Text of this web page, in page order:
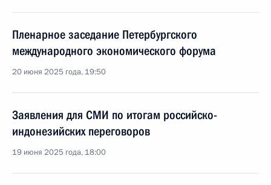
Пленарное заседание Петербургского
международного экономического форума
20 июня 2025 года, 19:50
Заявления для СМИ по итогам российско-
индонезийских переговоров
19 июня 2025 года, 18:00